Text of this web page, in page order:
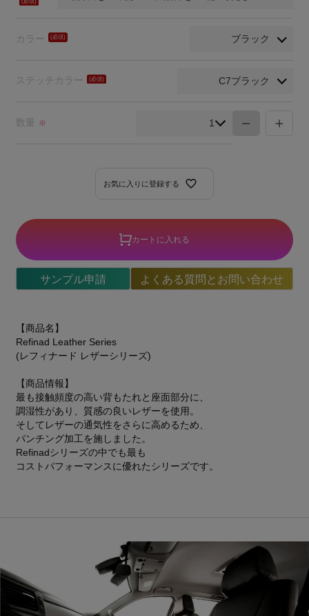
カラー
ステッチカラー
お気に入りに登録する
数量 ※
カートに入れる
サンプル申請 よくある質問とお問い合わせ
【商品名】
Refinad Leather Series
(レフィナード レザーシリーズ)
【商品情報】
最も接触頻度の高い背もたれと座面部分に、
調湿性があり、質感の良いレザーを使用。
そしてレザーの通気性をさらに高めるため、
パンチング加工を施しました。
Refinadシリーズの中でも最も
コストパフォーマンスに優れたシリーズです。